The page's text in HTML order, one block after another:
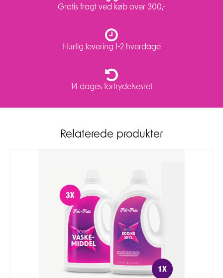
Gratis fragt ved køb over 300,-
Hurtig levering 1-2 hverdage
14 dages fortrydelsesret
Relaterede produkter